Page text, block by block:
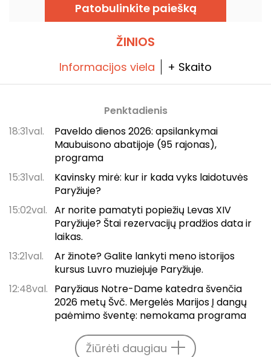
Patobulinkite paiešką
ŽINIOS
Informacijos viela + Skaito
Penktadienis
18:31val.
Paveldo dienos 2026: apsilankymai
Maubuisono abatijoje (95 rajonas),
programa
15:31val.
Kavinsky mirė: kur ir kada vyks laidotuvės
Paryžiuje?
15:02val. Ar norite pamatyti popiežių Levas XIV
Paryžiuje? Štai rezervacijų pradžios data ir
laikas.
13:21val.
Ar žinote? Galite lankyti meno istorijos
kursus Luvro muziejuje Paryžiuje.
12:48val. Paryžiaus Notre-Dame katedra švenčia
2026 metų Švč. Mergelės Marijos Į dangų
paėmimo šventę: nemokama programa
Žiūrėti daugiau